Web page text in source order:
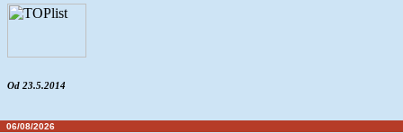
Od 23.5.2014
06/08/2026